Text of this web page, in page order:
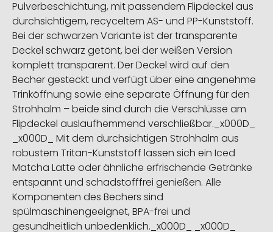
Pulverbeschichtung, mit passendem Flipdeckel aus
durchsichtigem, recyceltem AS- und PP-Kunststoff.
Bei der schwarzen Variante ist der transparente
Deckel schwarz getönt, bei der weißen Version
komplett transparent. Der Deckel wird auf den
Becher gesteckt und verfügt über eine angenehme
Trinköffnung sowie eine separate Öffnung für den
Strohhalm – beide sind durch die Verschlüsse am
Flipdeckel auslaufhemmend verschließbar._x000D_
_x000D_ Mit dem durchsichtigen Strohhalm aus
robustem Tritan-Kunststoff lassen sich ein Iced
Matcha Latte oder ähnliche erfrischende Getränke
entspannt und schadstofffrei genießen. Alle
Komponenten des Bechers sind
spülmaschinengeeignet, BPA-frei und
gesundheitlich unbedenklich._x000D_ _x000D_